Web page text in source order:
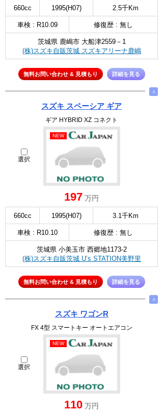
660cc 1995(H07) 2.5千Km
車検 : R10.09 修復歴 : 無し
茨城県 鹿嶋市 大船津2559－1
(株)スズキ自販茨城 スズキアリーナ鹿嶋
無料お問い合わせ & 見積もり 詳細を見る
∧
スズキ スペーシア ギア
ギア HYBRID XZ コネクト
選択
NEW
197 万円
660cc 1995(H07) 3.1千Km
車検 : R10.10 修復歴 : 無し
茨城県 小美玉市 西郷地1173-2
(株)スズキ自販茨城 U’s STATION美野里
無料お問い合わせ & 見積もり 詳細を見る
∧
スズキ ワゴンR
FX 4型 スマートキー オートエアコン
選択
NEW
110 万円